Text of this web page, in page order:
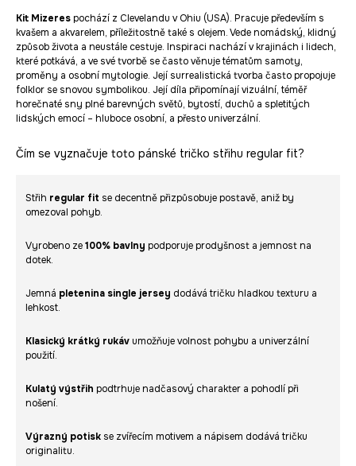
Kit Mizerespochází z Clevelandu v Ohiu (USA). Pracuje především s
kvašem a akvarelem, příležitostně také s olejem. Vede nomádský, klidný
způsob života a neustále cestuje. Inspiraci nachází v krajinách i lidech,
které potkává, a ve své tvorbě se často věnuje tématům samoty,
proměny a osobní mytologie. Její surrealistická tvorba často propojuje
folklor se snovou symbolikou. Její díla připomínají vizuální, téměř
horečnaté sny plné barevných světů, bytostí, duchů a spletitých
lidských emocí – hluboce osobní, a přesto univerzální.
Čím se vyznačuje toto pánské tričko střihu regular fit?
Střih regular fit se decentně přizpůsobuje postavě, aniž by
omezoval pohyb.
Vyrobeno ze100% bavlny podporuje prodyšnost a jemnost na
dotek.
Jemná pletenina single jersey dodává tričku hladkou texturu a
lehkost.
Klasický krátký rukáv umožňuje volnost pohybu a univerzální
použití.
Kulatý výstřih podtrhuje nadčasový charakter a pohodlí při
nošení.
Výrazný potisk se zvířecím motivem a nápisem dodává tričku
originalitu.